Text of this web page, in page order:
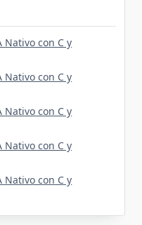
con C y
con C y
con C y
con C y
con C y